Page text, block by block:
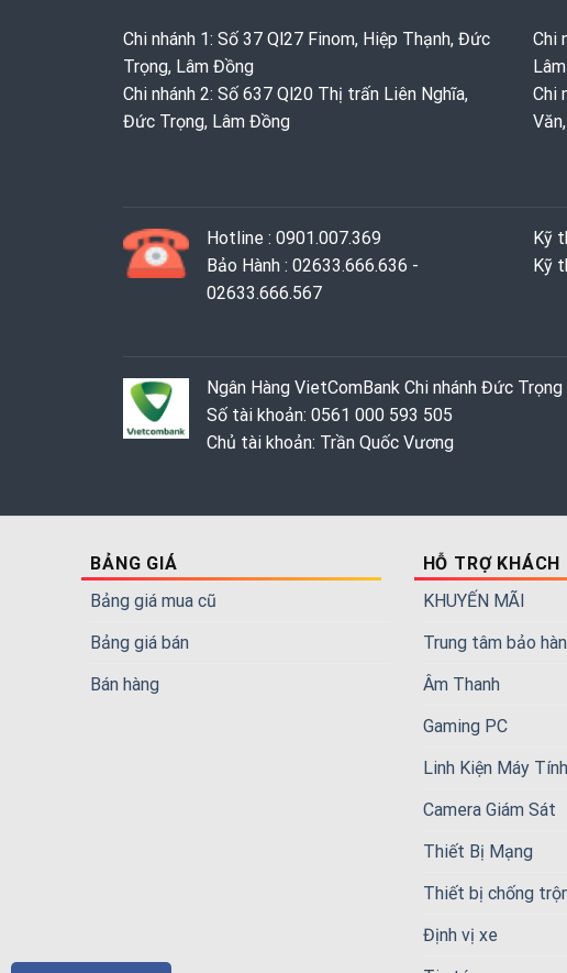
Chi nhánh 1: Số 37 Ql27 Finom, Hiệp Thạnh, Đức
Trọng, Lâm Đồng
Chi nhánh 2: Số 637 Ql20 Thị trấn Liên Nghĩa,
Đức Trọng, Lâm Đồng
Chi
Chi
Hotline : 0901.007.369
Bảo Hành : 02633.666.636 -
02633.666.567
Kỹ
Kỹ
Ngân Hàng VietComBank Chi nhánh Đức Trọng
Số tài khoản: 0561 000 593 505
Chủ tài khoản: Trần Quốc Vương
BẢNG GIÁ
Bảng giá mua cũ
Bảng giá bán
Bán hàng
HỖ TRỢ KHÁCH
KHUYẾN MÃI
Trung tâm bảo
Âm Thanh
Gaming PC
Linh Kiện Máy Tính
Camera Giám Sát
Thiết Bị Mạng
Thiết bị chống
Định vị xe